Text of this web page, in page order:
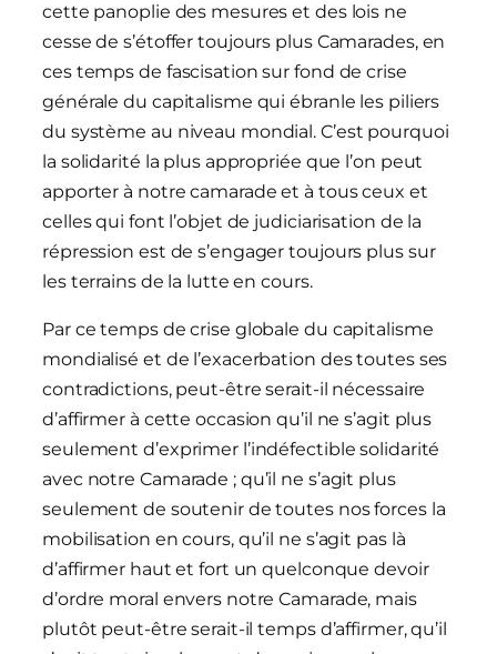
cette panoplie des mesures et des lois ne
cesse de s’étoffer toujours plus Camarades, en
ces temps de fascisation sur fond de crise
générale du capitalisme qui ébranle les piliers
du système au niveau mondial. C’est pourquoi
la solidarité la plus appropriée que l’on peut
apporter à notre camarade et à tous ceux et
celles qui font l’objet de judiciarisation de la
répression est de s’engager toujours plus sur
les terrains de la lutte en cours.
Par ce temps de crise globale du capitalisme
mondialisé et de l’exacerbation des toutes ses
contradictions, peut-être serait-il nécessaire
d’affirmer à cette occasion qu’il ne s’agit plus
seulement d’exprimer l’indéfectible solidarité
avec notre Camarade ; qu’il ne s’agit plus
seulement de soutenir de toutes nos forces la
mobilisation en cours, qu’il ne s’agit pas là
d’affirmer haut et fort un quelconque devoir
d’ordre moral envers notre Camarade, mais
plutôt peut-être serait-il temps d’affirmer, qu’il